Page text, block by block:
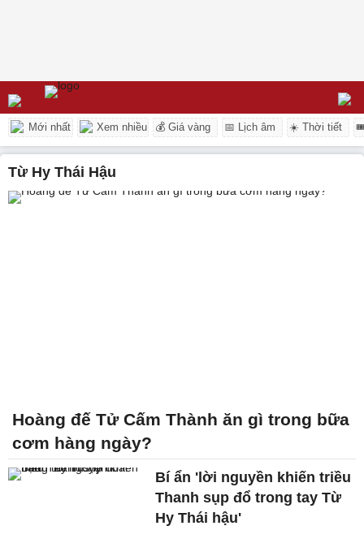
Mới nhất Xem nhiều 💰 Giá vàng 📅 Lịch âm ☀️ Thời tiết
Từ Hy Thái Hậu
Hoàng đế Tử Cấm Thành ăn gì trong bữa
cơm hàng ngày?
Bí ẩn 'lời nguyền khiến triều
Thanh sụp đổ trong tay Từ
Hy Thái hậu'